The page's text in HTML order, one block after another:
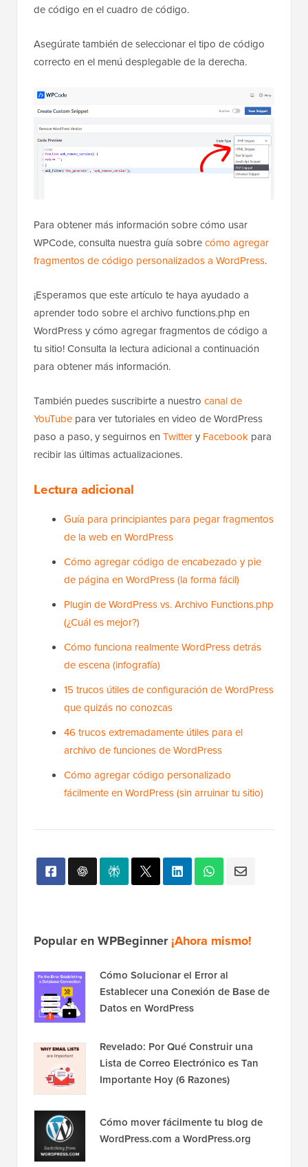
de código en el cuadro de código.
Asegúrate también de seleccionar el tipo de código
correcto en el menú desplegable de la derecha.
Para obtener más información sobre cómo usar
WPCode, consulta nuestra guía sobrecómo agregar
fragmentos de código personalizados a WordPress.
¡Esperamos que este artículo te haya ayudado a
aprender todo sobre el archivo functions.php en
WordPress y cómo agregar fragmentos de código a
tu sitio! Consulta la lectura adicional a continuación
para obtener más información.
También puedes suscribirte a nuestro canal de
YouTube para ver tutoriales en video de WordPress
paso a paso, y seguirnos en Twittery Facebook para
recibir las últimas actualizaciones.
Lectura adicional
Guía para principiantes para pegar fragmentos
de la web en WordPress
Cómo agregar código de encabezado y pie
de página en WordPress (la forma fácil)
Plugin de WordPress vs. Archivo Functions.php
(¿Cuál es mejor?)
Cómo funciona realmente WordPress detrás
de escena (infografía)
15 trucos útiles de configuración de WordPress
que quizás no conozcas
46 trucos extremadamente útiles para el
archivo de funciones de WordPress
Cómo agregar código personalizado
fácilmente en WordPress (sin arruinar tu sitio)
Popular en WPBeginner¡Ahora mismo!
Cómo Solucionar el Error al
Establecer una Conexión de Base de
Datos en WordPress
Revelado: Por Qué Construir una
Lista de Correo Electrónico es Tan
Importante Hoy (6 Razones)
Cómo mover fácilmente tu blog de
WordPress.com a WordPress.org